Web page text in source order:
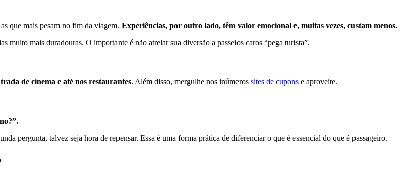
que mais pesam no fim da viagem. Experiências, por outro lado, têm valor emocional e, muitas vezes, custam menos.
mais duradouras. O importante é não atrelar sua diversão a passeios caros “pega turista”.
de cinema e até nos restaurantes. Além disso, mergulhe nos inúmeros sites de cupons e aproveite.
pergunta, talvez seja hora de repensar. Essa é uma forma prática de diferenciar o que é essencial do que é passageiro.